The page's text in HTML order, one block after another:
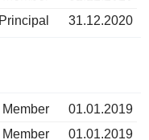
31.12.2020
01.01.2019
Member
01.01.2019